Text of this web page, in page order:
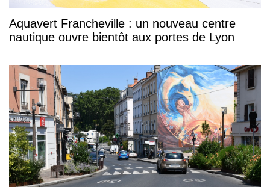
Aquavert Francheville : un nouveau centre
nautique ouvre bientôt aux portes de Lyon